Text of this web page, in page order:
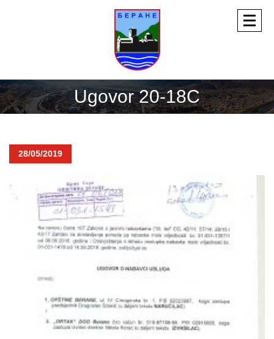
Ugovor 20-18C
28/05/2019